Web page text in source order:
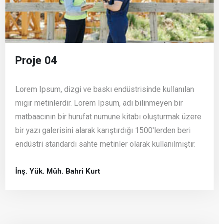
Proje 04
Lorem Ipsum, dizgi ve baskı endüstrisinde kullanılan
mıgır metinlerdir. Lorem Ipsum, adı bilinmeyen bir
matbaacının bir hurufat numune kitabı oluşturmak üzere
bir yazı galerisini alarak karıştırdığı 1500'lerden beri
endüstri standardı sahte metinler olarak kullanılmıştır.
İnş. Yük. Müh. Bahri Kurt